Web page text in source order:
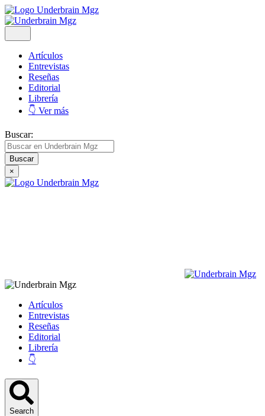
Artículos
Entrevistas
Reseñas
Editorial
Librería
👇 Ver más
Buscar:
×
Artículos
Entrevistas
Reseñas
Editorial
Librería
👇
Search